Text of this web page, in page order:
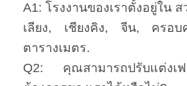
A1: โรงงานของเราตั้งอยู่ใน
เลียง, เชียงคิง, จีน, ครอบ
ตารางเมตร.
Q2: คุณสามารถปรับแต่งเฟ